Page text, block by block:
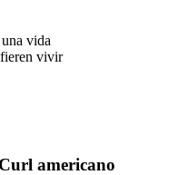
vida
vivir
americano